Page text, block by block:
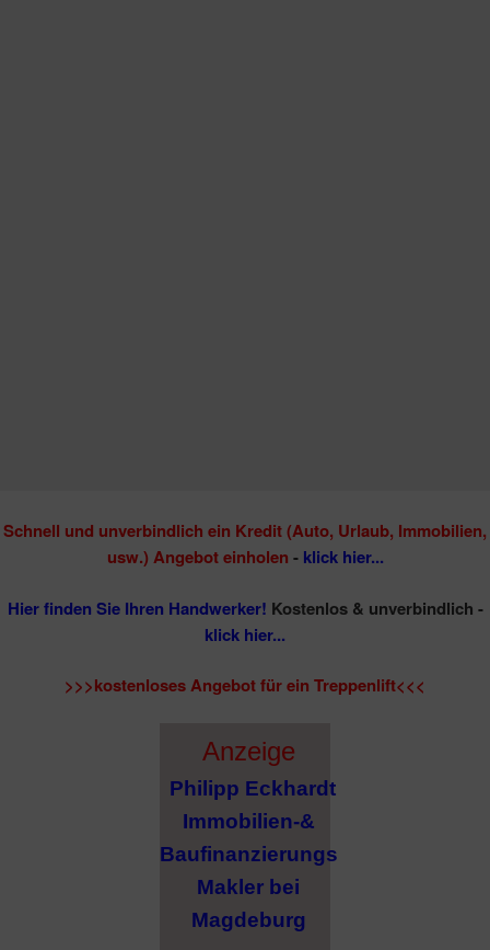
Schnell und unverbindlich ein Kredit (Auto, Urlaub, Immobilien,
usw.) Angebot einholen -klick hier...
Hier finden Sie Ihren Handwerker! Kostenlos & unverbindlich -
klick hier...
>>>kostenloses Angebot für ein Treppenlift<<<
Anzeige
Philipp Eckhardt
Immobilien-&
Baufinanzierungs
Makler bei
Magdeburg